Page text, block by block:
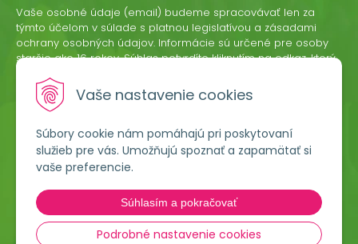
Vaše nastavenie cookies
Súbory cookie nám pomáhajú pri poskytovaní
služieb pre vás. Umožňujú spoznať a zapamätať si
vaše preferencie.
Súhlasím a pokračovať
Podrobné nastavenie cookies
Lumigreen, s.r.o.
Hradská 535
966 54 Tekovské Nemce
ODOBERAŤ
Vaše osobné údaje (email) budeme spracovávať len za
týmto účelom v súlade s platnou legislatívou a zásadami
ochrany osobných údajov. Informácie sú určené pre osoby
staršie ako 16 rokov. Súhlas potvrdíte kliknutím na odkaz, ktorý
odvolať písomne, emailom alebo kliknutím na odkaz z
ktoréhokoľvek informačného emailu.